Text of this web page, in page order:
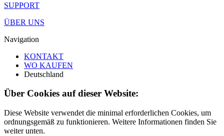
SUPPORT
ÜBER UNS
Navigation
KONTAKT
WO KAUFEN
Deutschland
Über Cookies auf dieser Website:
Diese Website verwendet die minimal erforderlichen Cookies, um
ordnungsgemäß zu funktionieren. Weitere Informationen finden Sie
weiter unten.